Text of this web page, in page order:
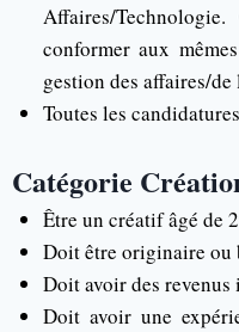
Affaires/
conformer aux
gestion des affaires/
Toutes les
Catégorie
Être un créatif âgé de
Doit être originaire ou
Doit avoir des revenus
Doit avoir une